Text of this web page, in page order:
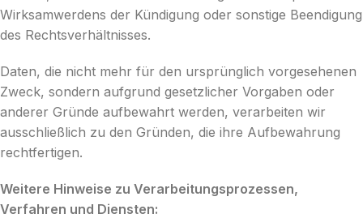
Wirksamwerdens der Kündigung oder sonstige Beendigung
des Rechtsverhältnisses.
Daten, die nicht mehr für den ursprünglich vorgesehenen
Zweck, sondern aufgrund gesetzlicher Vorgaben oder
anderer Gründe aufbewahrt werden, verarbeiten wir
ausschließlich zu den Gründen, die ihre Aufbewahrung
rechtfertigen.
Weitere Hinweise zu Verarbeitungsprozessen,
Verfahren und Diensten: